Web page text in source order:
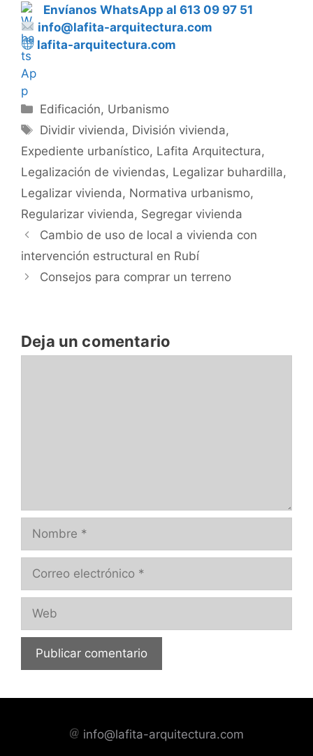
Envíanos WhatsApp al 613 09 97 51
info@lafita-arquitectura.com
lafita-arquitectura.com
Categorías
Edificación, Urbanismo
Etiquetas
Dividir vivienda, División vivienda,
Expediente urbanístico, Lafita Arquitectura,
Legalización de viviendas, Legalizar buhardilla,
Legalizar vivienda, Normativa urbanismo,
Regularizar vivienda, Segregar vivienda
Cambio de uso de local a vivienda con
intervención estructural en Rubí
Consejos para comprar un terreno
Deja un comentario
electrónico
info@lafita-arquitectura.com